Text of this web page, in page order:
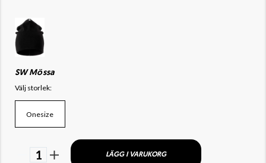
SW Mössa
Välj storlek:
Onesize
1 LÄGG I VARUKORG